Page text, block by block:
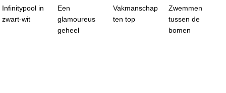
Infinitypool in
zwart-wit
Een
glamoureus
geheel
Vakmanschap
ten top
Zwemmen
tussen de
bomen